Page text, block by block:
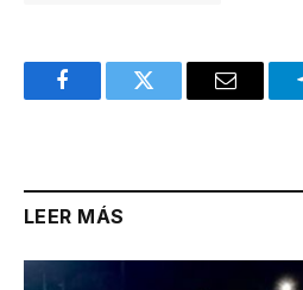
FacebookTwitter Email
LEER MÁS